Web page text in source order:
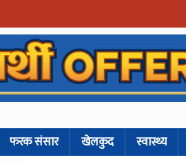
फरक संसार खेलकुद स्वास्थ्य